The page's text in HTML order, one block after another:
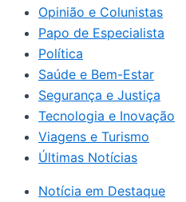
Opinião e Colunistas
Papo de Especialista
Política
Saúde e Bem-Estar
Segurança e Justiça
Tecnologia e Inovação
Viagens e Turismo
Últimas Notícias
Notícia em Destaque